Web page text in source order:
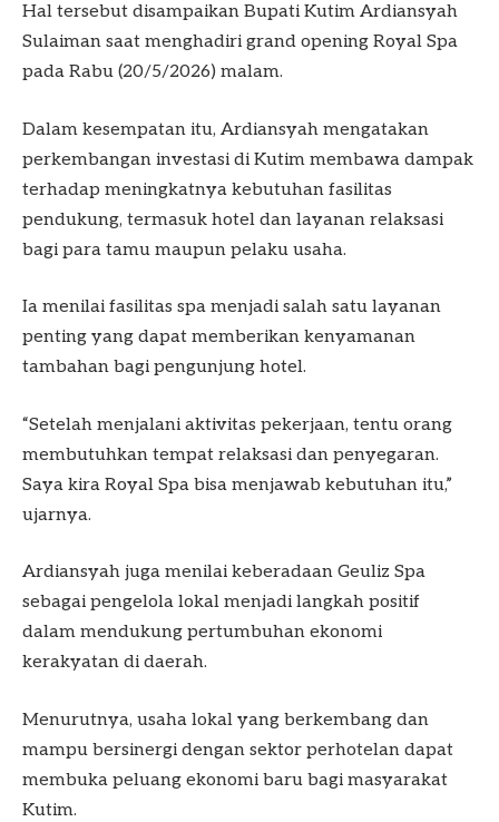
Hal tersebut disampaikan Bupati Kutim Ardiansyah
Sulaiman saat menghadiri grand opening Royal Spa
pada Rabu (20/5/2026) malam.
Dalam kesempatan itu, Ardiansyah mengatakan
perkembangan investasi di Kutim membawa dampak
terhadap meningkatnya kebutuhan fasilitas
pendukung, termasuk hotel dan layanan relaksasi
bagi para tamu maupun pelaku usaha.
Ia menilai fasilitas spa menjadi salah satu layanan
penting yang dapat memberikan kenyamanan
tambahan bagi pengunjung hotel.
“Setelah menjalani aktivitas pekerjaan, tentu orang
membutuhkan tempat relaksasi dan penyegaran.
Saya kira Royal Spa bisa menjawab kebutuhan itu,”
ujarnya.
Ardiansyah juga menilai keberadaan Geuliz Spa
sebagai pengelola lokal menjadi langkah positif
dalam mendukung pertumbuhan ekonomi
kerakyatan di daerah.
Menurutnya, usaha lokal yang berkembang dan
mampu bersinergi dengan sektor perhotelan dapat
membuka peluang ekonomi baru bagi masyarakat
Kutim.